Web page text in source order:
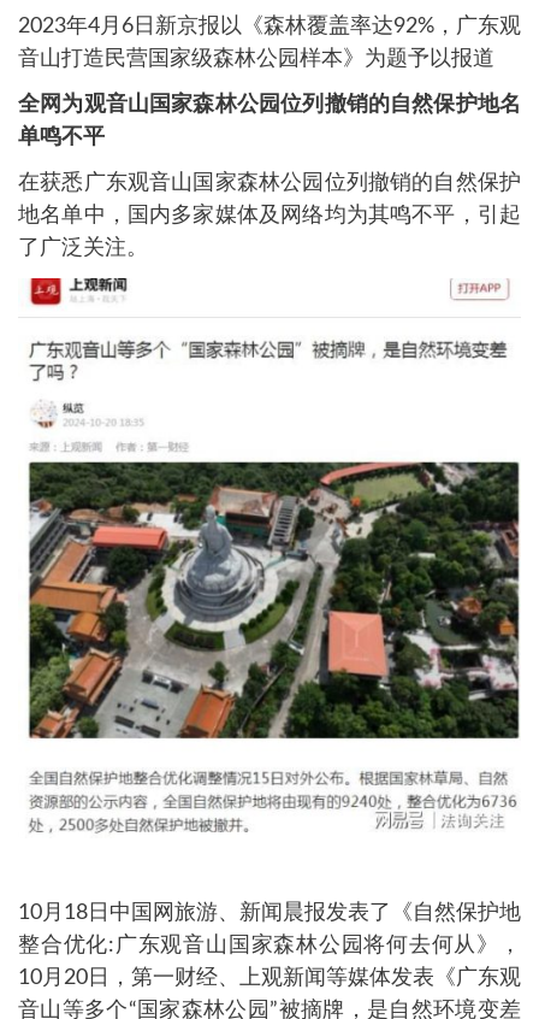
2023年4月6日新京报以《森林覆盖率达92%，广东观
音山打造民营国家级森林公园样本》为题予以报道
全网为观音山国家森林公园位列撤销的自然保护地名
单鸣不平
在获悉广东观音山国家森林公园位列撤销的自然保护
地名单中，国内多家媒体及网络均为其鸣不平，引起
了广泛关注。
10月18日中国网旅游、新闻晨报发表了《自然保护地
整合优化:广东观音山国家森林公园将何去何从》，
10月20日，第一财经、上观新闻等媒体发表《广东观
音山等多个“国家森林公园”被摘牌，是自然环境变差